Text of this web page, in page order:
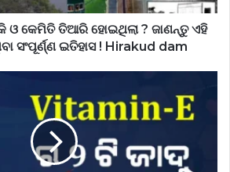
ଓ କେମିତି ତିଆରି ହୋଇଥିଲା ? ଜାଣନ୍ତୁ ଏହି
ସଂପୂର୍ଣ୍ଣ ଇତିହାସ ! Hirakud dam